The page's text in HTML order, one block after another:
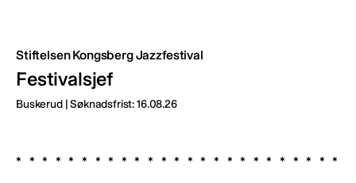
Stiftelsen Kongsberg Jazzfestival
Festivalsjef
Buskerud | Søknadsfrist: 16.08.26